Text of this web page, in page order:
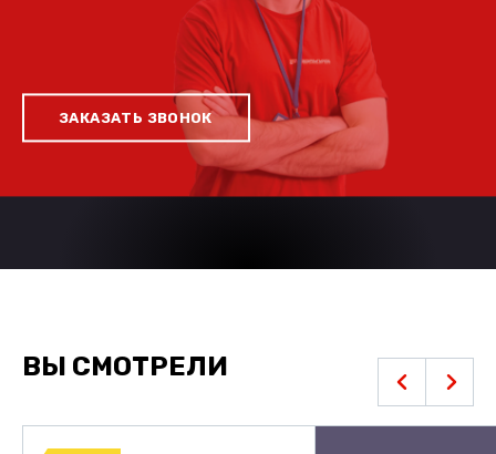
ЗАКАЗАТЬ ЗВОНОК
ВЫ СМОТРЕЛИ